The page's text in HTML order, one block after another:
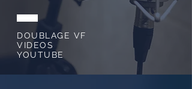
DOUBLAGE VF
VIDEOS
YOUTUBE